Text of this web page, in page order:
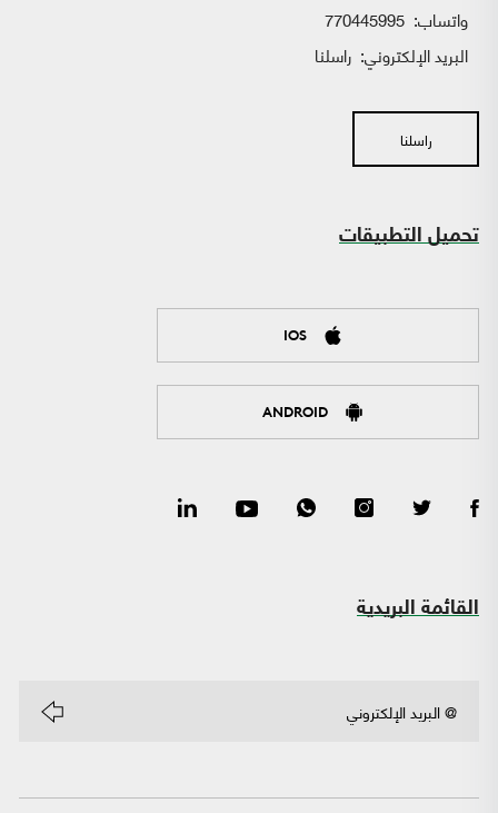
واتساب:
البريد الإلكتروني: راسلنا
راسلنا
تحميل التطبيقات
IOS
ANDROID
القائمة البريدية